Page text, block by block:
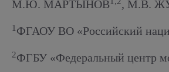
М.Ю. МАРТЫНОВ
, М.В.
1 ФГАОУ ВО «Российский
2ФГБУ «Федеральный центр